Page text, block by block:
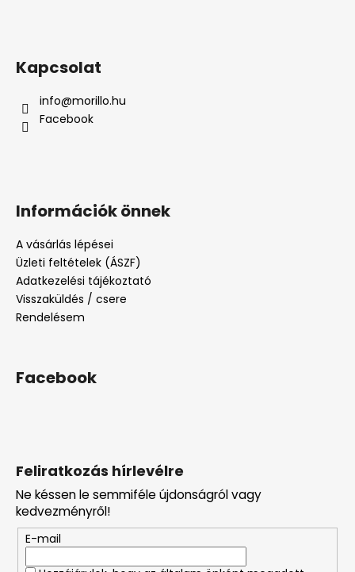
Feliratkozás hírlevélre
Ne késsen le semmiféle újdonságról vagy
kedvezményről!
E-mail
Kapcsolat
info@morillo.hu
Facebook
Információk önnek
A vásárlás lépései
Üzleti feltételek (ÁSZF)
Adatkezelési tájékoztató
Visszaküldés / csere
Rendelésem
Facebook